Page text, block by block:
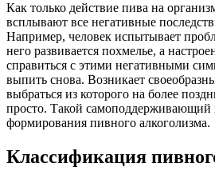
Как только действие пива на
всплывают все негативные
Например, человек испытывает
него развивается похмелье, а
справиться с этими негативными
выпить снова. Возникает
выбраться из которого на более
просто. Такой самоподдерживающий
формирования пивного алкоголизма.
Классификация